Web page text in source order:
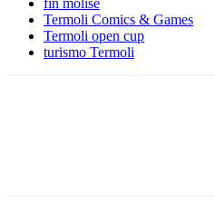
fin molise
Termoli Comics & Games
Termoli open cup
turismo Termoli